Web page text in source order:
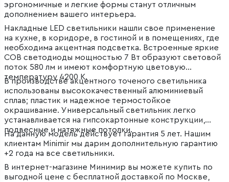
эргономичные и легкие формы станут отличным
дополнением вашего интерьера.
Накладные LED светильники нашли свое применение
на кухне, в коридоре, в гостиной и в помещениях, где
необходима акцентная подсветка. Встроенные яркие
COB светодиоды мощностью 7 Вт образуют световой
поток 580 лм и имеют комфортную цветовую
температуру 4200 К.
В производстве акцентного точеного светильника
использованы высококачественный алюминиевый
сплав; пластик и надежное термостойкое
окрашивание. Универсальный светильник легко
устанавливается на гипсокартонные конструкции,
подвесные и натяжные потолки.
На данную модель действует гарантия 5 лет. Нашим
клиентам Minimir мы дарим дополнительную гарантию
+2 года на все светильники.
В интернет-магазине Минимир вы можете купить по
выгодной цене с бесплатной доставкой по Москве,